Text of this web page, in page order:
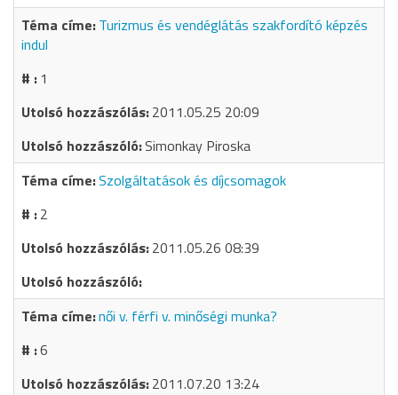
Turizmus és vendéglátás szakfordító képzés
indul
1
2011.05.25 20:09
Simonkay Piroska
Szolgáltatások és díjcsomagok
2
2011.05.26 08:39
női v. férfi v. minőségi munka?
6
2011.07.20 13:24